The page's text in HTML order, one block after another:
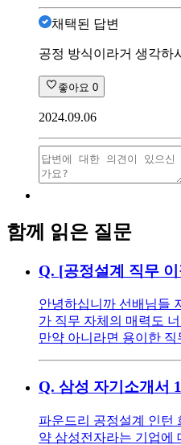
채택된 답변
공정 방식이라거 생각하
좋아요 0
2024.09.06
함께 읽은 질문
Q. [공정설계 직무
안녕하십니까 선배님들
가 직무 자체의 매력도
만약 아니라면 용이한
Q. 삼성 자기소개서
파운드리 공정설계 인턴
약 삼성전자라는 기업에